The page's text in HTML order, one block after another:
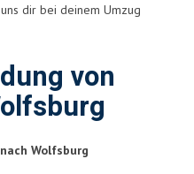
dir bei deinem Umzug
von
Wolfsburg